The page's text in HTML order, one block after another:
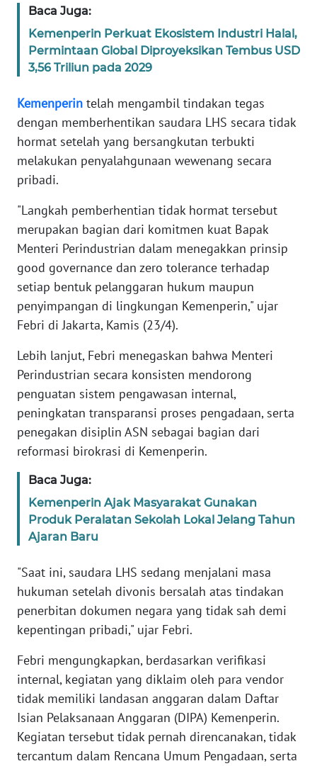
Baca Juga:
Kemenperin Perkuat Ekosistem Industri Halal,
Permintaan Global Diproyeksikan Tembus USD
3,56 Triliun pada 2029
Kemenperin telah mengambil tindakan tegas
dengan memberhentikan saudara LHS secara tidak
hormat setelah yang bersangkutan terbukti
melakukan penyalahgunaan wewenang secara
pribadi.
"Langkah pemberhentian tidak hormat tersebut
merupakan bagian dari komitmen kuat Bapak
Menteri Perindustrian dalam menegakkan prinsip
good governance dan zero tolerance terhadap
setiap bentuk pelanggaran hukum maupun
penyimpangan di lingkungan Kemenperin," ujar
Febri di Jakarta, Kamis (23/4).
Lebih lanjut, Febri menegaskan bahwa Menteri
Perindustrian secara konsisten mendorong
penguatan sistem pengawasan internal,
peningkatan transparansi proses pengadaan, serta
penegakan disiplin ASN sebagai bagian dari
reformasi birokrasi di Kemenperin.
Baca Juga:
Kemenperin Ajak Masyarakat Gunakan
Produk Peralatan Sekolah Lokal Jelang Tahun
Ajaran Baru
"Saat ini, saudara LHS sedang menjalani masa
hukuman setelah divonis bersalah atas tindakan
penerbitan dokumen negara yang tidak sah demi
kepentingan pribadi," ujar Febri.
Febri mengungkapkan, berdasarkan verifikasi
internal, kegiatan yang diklaim oleh para vendor
tidak memiliki landasan anggaran dalam Daftar
Isian Pelaksanaan Anggaran (DIPA) Kemenperin.
Kegiatan tersebut tidak pernah direncanakan, tidak
tercantum dalam Rencana Umum Pengadaan, serta
MEDIA
REDAKSI
KARIR
Wahana
News
WN
SUMUT
WN
JAKARTA
JABAR
WN
BANTEN
WN
NTT
WN
KEPRI
PAPUA
PAPUA
BARAT
RIAU
WN
SERAMBI